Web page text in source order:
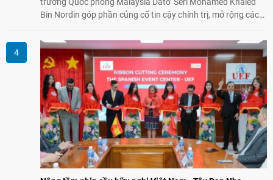
trưởng Quốc phòng Malaysia Dato’ Seri Mohamed Khaled
Bin Nordin góp phần củng cố tin cậy chính trị, mở rộng các
Malaysia theo hướng ngày càng thực chất.